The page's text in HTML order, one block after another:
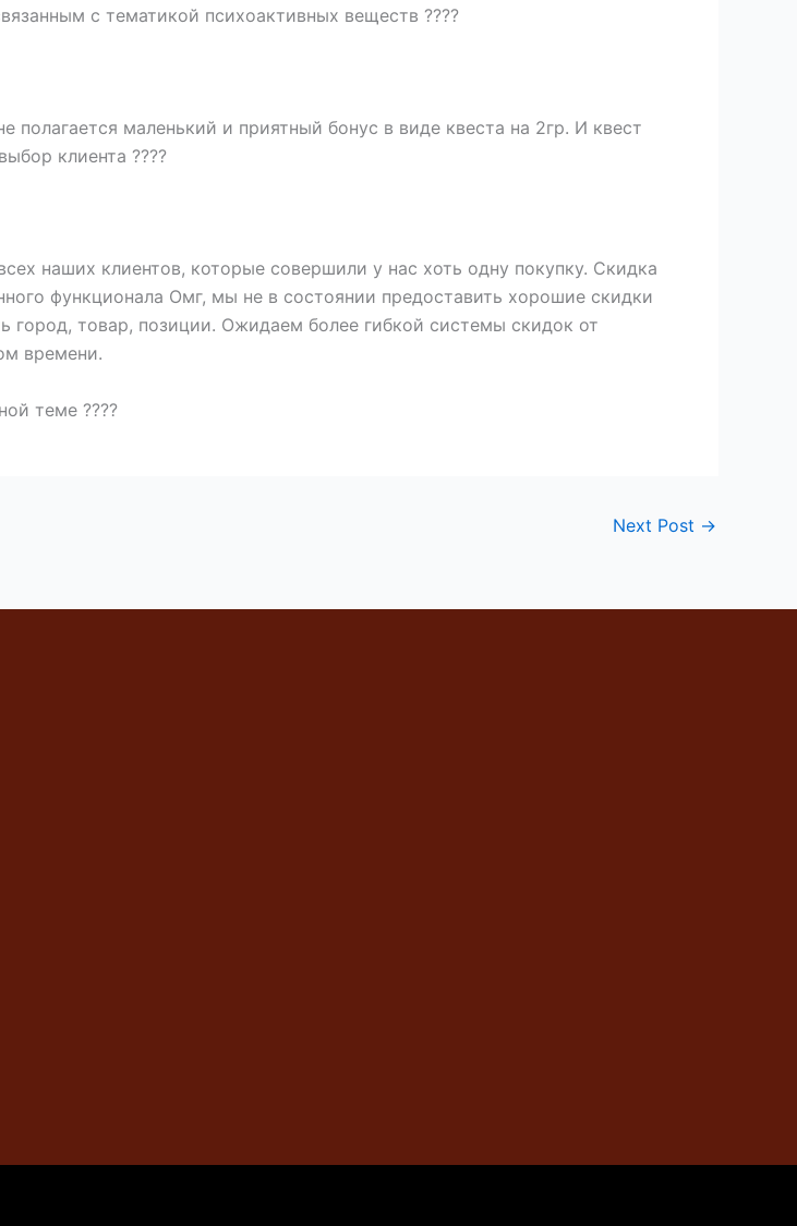
с тематикой психоактивных веществ ????
маленький и приятный бонус в виде квеста на 2гр. И квест
клиента ????
наших клиентов, которые совершили у нас хоть одну покупку. Скидка
функционала Омг, мы не в состоянии предоставить хорошие скидки
товар, позиции. Ожидаем более гибкой системы скидок от
времени.
теме ????
Next Post →